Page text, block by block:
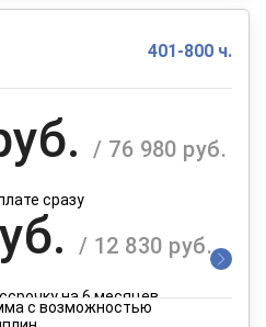
401-800 ч.
/ 76 980 руб.
сразу
/ 12 830 руб.
на 6 месяцев
с возможностью